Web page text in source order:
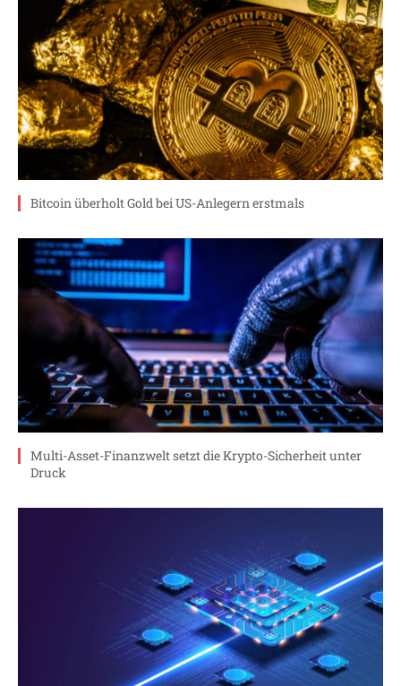
Bitcoin überholt Gold bei US-Anlegern erstmals
Multi-Asset-Finanzwelt setzt die Krypto-Sicherheit unter
Druck